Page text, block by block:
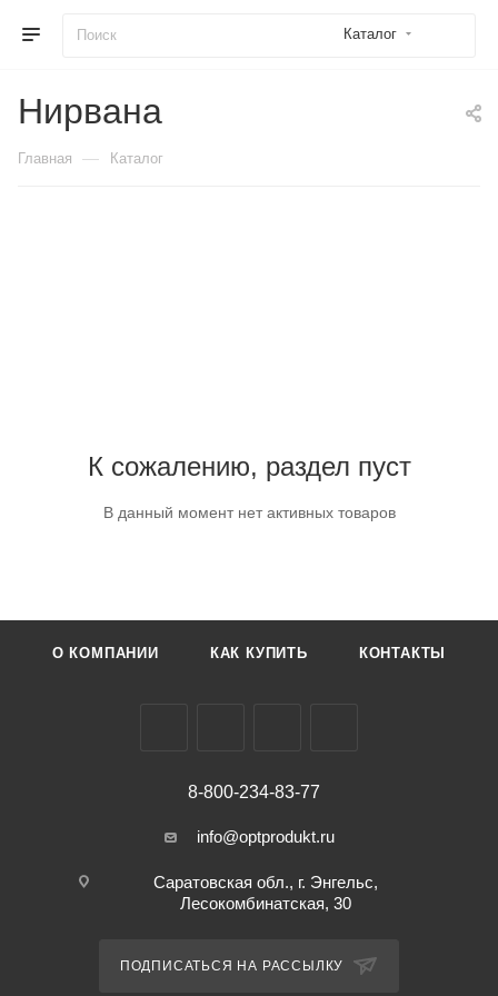
Каталог
Нирвана
Главная — Каталог
К сожалению, раздел пуст
В данный момент нет активных товаров
О КОМПАНИИ КАК КУПИТЬ КОНТАКТЫ
8-800-234-83-77
info@optprodukt.ru
Саратовская обл., г. Энгельс,
Лесокомбинатская, 30
ПОДПИСАТЬСЯ НА РАССЫЛКУ